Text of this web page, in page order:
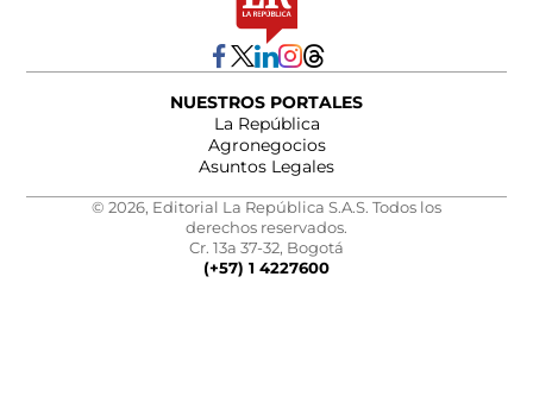
NUESTROS PORTALES
La República
Agronegocios
Asuntos Legales
© 2026, Editorial La República S.A.S. Todos los
derechos reservados.
Cr. 13a 37-32, Bogotá
(+57) 1 4227600